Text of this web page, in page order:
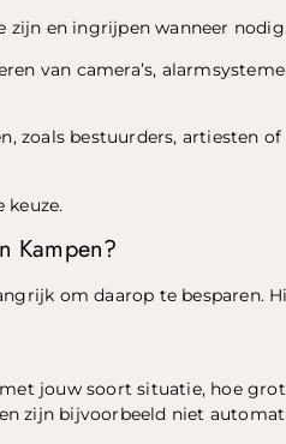
zijn en ingrijpen wanneer
van camera’s,
zoals bestuurders, artiesten of
keuze.
Kampen?
om daarop te besparen.
jouw soort situatie, hoe
zijn bijvoorbeeld niet